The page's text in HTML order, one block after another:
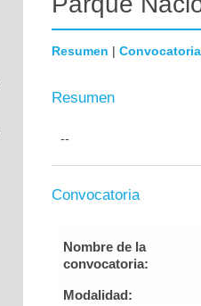
Resumen | Convocatoria
Resumen
--
Convocatoria
Nombre de la
convocatoria:
Modalidad: